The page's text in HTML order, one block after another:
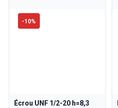
-10%
Écrou UNF 1/2-20 h=8,3